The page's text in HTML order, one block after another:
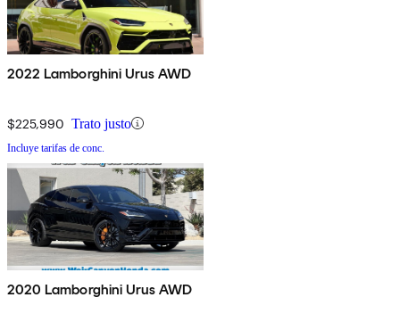
2022 Lamborghini Urus AWD
$225,990 Trato justo
Incluye tarifas de conc.
2020 Lamborghini Urus AWD